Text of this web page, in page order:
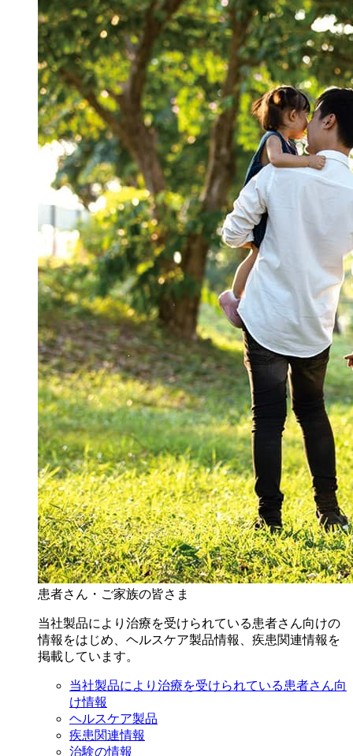
患者さん・ご家族の皆さま
当社製品により治療を受けられている患者さん向けの
情報をはじめ、ヘルスケア製品情報、疾患関連情報を
掲載しています。
当社製品により治療を受けられている患者さん向
け情報
ヘルスケア製品
疾患関連情報
治験の情報